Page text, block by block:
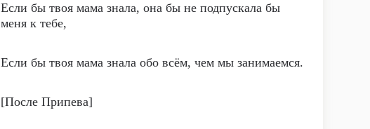
Если бы твоя мама знала, она бы не подпускала бы
меня к тебе,
Если бы твоя мама знала обо всём, чем мы занимаемся.
[После Припева]